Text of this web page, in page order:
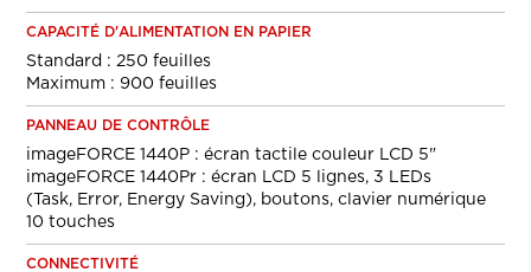
CAPACITÉ D'ALIMENTATION EN PAPIER
Standard : 250 feuilles
Maximum : 900 feuilles
PANNEAU DE CONTRÔLE
imageFORCE 1440P : écran tactile couleur LCD 5"
imageFORCE 1440Pr : écran LCD 5 lignes, 3 LEDs
(Task, Error, Energy Saving), boutons, clavier numérique
10 touches
CONNECTIVITÉ